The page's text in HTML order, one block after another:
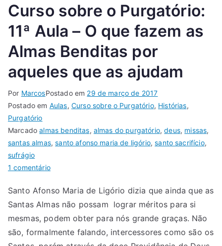
Curso sobre o Purgatório:
11ª Aula – O que fazem as
Almas Benditas por
aqueles que as ajudam
Por MarcosPostado em 29 de março de 2017
Postado em Aulas, Curso sobre o Purgatório, Histórias,
Purgatório
Marcadoalmas benditas, almas do purgatório,deus, missas,
santas almas,santo afonso maria de ligório,santo sacrifício,
sufrágio
1 comentário
Santo Afonso Maria de Ligório dizia que ainda que as
Santas Almas não possam lograr méritos para si
mesmas, podem obter para nós grande graças. Não
são, formalmente falando, intercessores como são os